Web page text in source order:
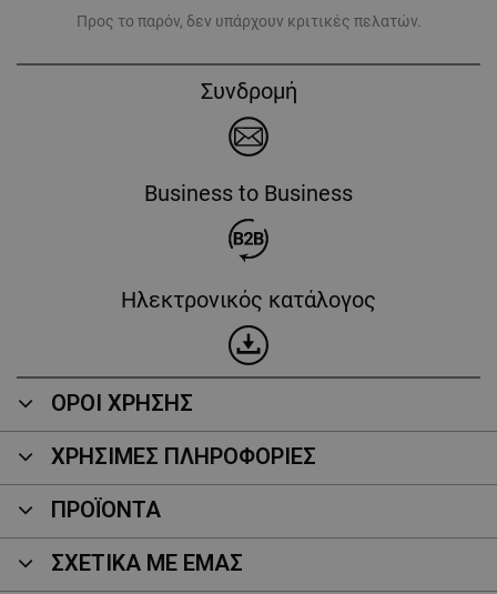
Προς το παρόν, δεν υπάρχουν κριτικές πελατών.
Συνδρομή
Business to Business
Ηλεκτρονικός κατάλογος
ΟΡΟΙ ΧΡΗΣΗΣ
ΧΡΗΣΙΜΕΣ ΠΛΗΡΟΦΟΡΙΕΣ
ΠΡΟΪΌΝΤΑ
ΣΧΕΤΙΚΑ ΜΕ ΕΜΑΣ